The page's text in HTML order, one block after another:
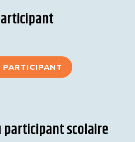
PARTICIPANT
participant scolaire